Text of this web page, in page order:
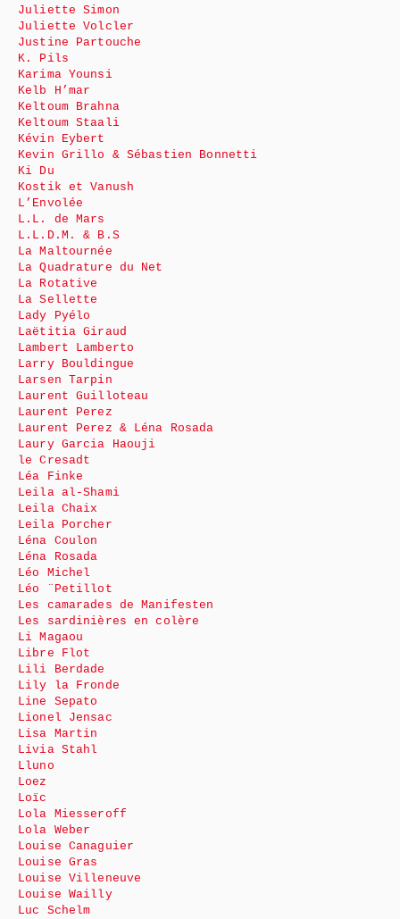
Juliette Simon
Juliette Volcler
Justine Partouche
K. Pils
Karima Younsi
Kelb H’mar
Keltoum Brahna
Keltoum Staali
Kévin Eybert
Kevin Grillo & Sébastien Bonnetti
Ki Du
Kostik et Vanush
L’Envolée
L.L. de Mars
L.L.D.M. & B.S
La Maltournée
La Quadrature du Net
La Rotative
La Sellette
Lady Pyélo
Laëtitia Giraud
Lambert Lamberto
Larry Bouldingue
Larsen Tarpin
Laurent Guilloteau
Laurent Perez
Laurent Perez & Léna Rosada
Laury Garcia Haouji
le Cresadt
Léa Finke
Leila al-Shami
Leila Chaix
Leila Porcher
Léna Coulon
Léna Rosada
Léo Michel
Léo ¨Petillot
Les camarades de Manifesten
Les sardinières en colère
Li Magaou
Libre Flot
Lili Berdade
Lily la Fronde
Line Sepato
Lionel Jensac
Lisa Martin
Livia Stahl
Lluno
Loez
Loïc
Lola Miesseroff
Lola Weber
Louise Canaguier
Louise Gras
Louise Villeneuve
Louise Wailly
Luc Schelm